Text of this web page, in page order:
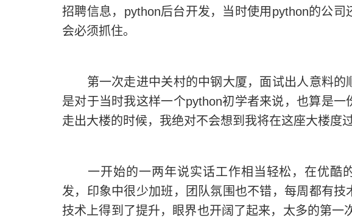
招聘信息， python后台开发，当时使用 python的公司
会必须抓住。
第一次走进中关村的中钢大厦，面试出人意料的
是对于当时我这样一个python初学者来说，也算是一
走出大楼的时候，我绝对不会想到我将在这座大楼度
一开始的一两年说实话工作相当轻松，在优酷
发，印象中很少加班，团队氛围也不错，每周都有技
技术上得到了提升，眼界也开阔了起来，太多的第一